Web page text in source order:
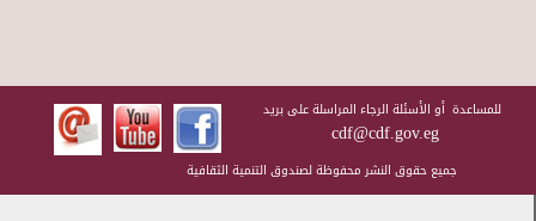
للمساعدة أو الأسئلة الرجاء المراسلة على بريد
cdf@cdf.gov.eg
جميع حقوق النشر محفوظة لصندوق التنمية الثقافية